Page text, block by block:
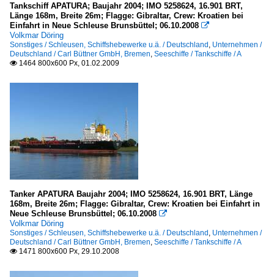
Tankschiff APATURA; Baujahr 2004; IMO 5258624, 16.901 BRT,
Länge 168m, Breite 26m; Flagge: Gibraltar, Crew: Kroatien bei
Einfahrt in Neue Schleuse Brunsbüttel; 06.10.2008 
Volkmar Döring
Sonstiges / Schleusen, Schiffshebewerke u.ä. / Deutschland Unternehmen /
Deutschland / Carl Büttner GmbH, Bremen Seeschiffe / Tankschiffe / A
 1464 800x600 Px, 01.02.2009
Tanker APATURA Baujahr 2004; IMO 5258624, 16.901 BRT, Länge
168m, Breite 26m; Flagge: Gibraltar, Crew: Kroatien bei Einfahrt in
Neue Schleuse Brunsbüttel; 06.10.2008 
Volkmar Döring
Sonstiges / Schleusen, Schiffshebewerke u.ä. / Deutschland Unternehmen /
Deutschland / Carl Büttner GmbH, Bremen Seeschiffe / Tankschiffe / A
 1471 800x600 Px, 29.10.2008